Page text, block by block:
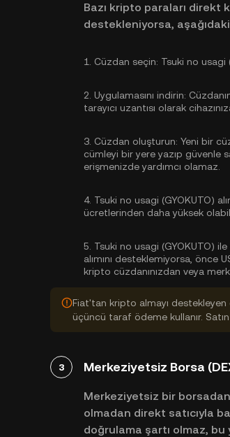
Bazı kripto paraları direkt
destekleniyorsa,
1. Cüzdan seçin: Tsuki no usagi
2. Uygulamasını indirin:
tarayıcı uzantısı olarak
3. Cüzdan oluşturun: Yeni bir
cümleyi bir yere yazıp güvenle
erişmenizde yardımcı olamaz.
4. Tsuki no usagi (GYOKUTO)
ücretlerinden daha yüksek
5. Tsuki no usagi (GYOKUTO) ile
alımını desteklemiyorsa, önce
kripto cüzdanınızdan veya
Fiat'tan kripto almayı
üçüncü taraf ödeme kullanır.
3 Merkeziyetsiz Borsa
Merkeziyetsiz bir borsadan
olmadan direkt satıcıyla
doğrulama şartı olmaz,